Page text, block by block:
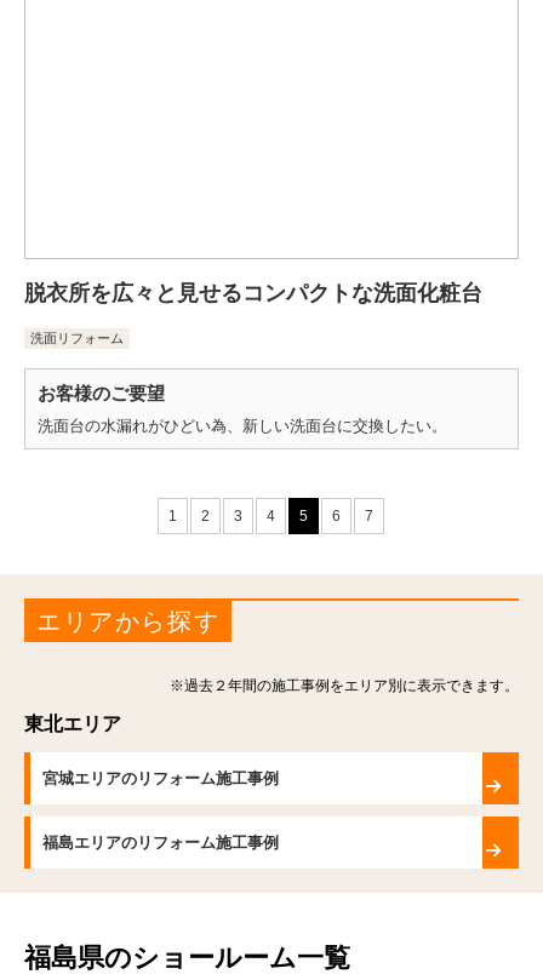
脱衣所を広々と見せるコンパクトな洗面化粧台
洗面リフォーム
お客様のご要望
洗面台の水漏れがひどい為、新しい洗面台に交換したい。
1 2 3 4 5 6 7
エリアから探す
※過去２年間の施工事例をエリア別に表示できます。
東北エリア
宮城エリアのリフォーム施工事例
福島エリアのリフォーム施工事例
福島県のショールーム一覧